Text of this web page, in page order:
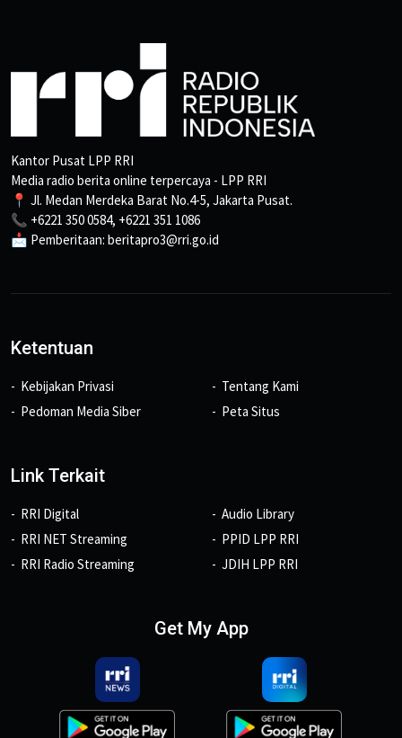
Kantor Pusat LPP RRI
Media radio berita online terpercaya - LPP RRI
📍 Jl. Medan Merdeka Barat No.4-5, Jakarta Pusat.
📞 +6221 350 0584, +6221 351 1086
📩 Pemberitaan: beritapro3@rri.go.id
Ketentuan
Kebijakan Privasi
Pedoman Media Siber
Tentang Kami
Peta Situs
Link Terkait
RRI Digital
RRI NET Streaming
RRI Radio Streaming
Audio Library
PPID LPP RRI
JDIH LPP RRI
Get My App